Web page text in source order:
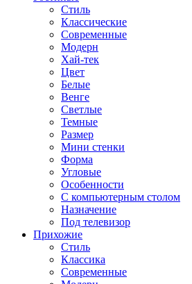
Стиль
Классические
Современные
Модерн
Хай-тек
Цвет
Белые
Венге
Светлые
Темные
Размер
Мини стенки
Форма
Угловые
Особенности
С компьютерным столом
Назначение
Под телевизор
Прихожие
Стиль
Классика
Современные